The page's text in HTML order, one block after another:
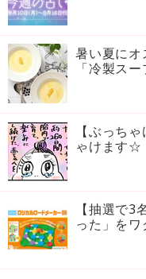
暑い夏にオ
「冷製ス
【ぶっち
ゃけます☆
【抽選で
った」を